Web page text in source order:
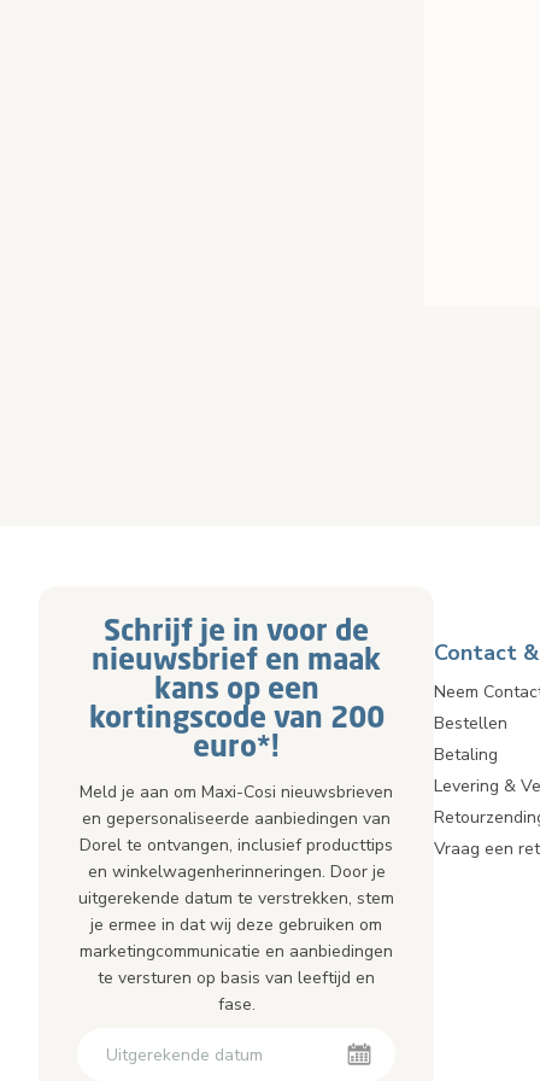
Schrijf je in voor de
nieuwsbrief en maak
kans op een
kortingscode van 200
euro*!
Meld je aan om Maxi-Cosi nieuwsbrieven
en gepersonaliseerde aanbiedingen van
Dorel te ontvangen, inclusief producttips
en winkelwagenherinneringen. Door je
uitgerekende datum te verstrekken, stem
je ermee in dat wij deze gebruiken om
marketingcommunicatie en aanbiedingen
te versturen op basis van leeftijd en
fase.
Contact
Neem
Bestellen
Betaling
Levering &
Vraag een